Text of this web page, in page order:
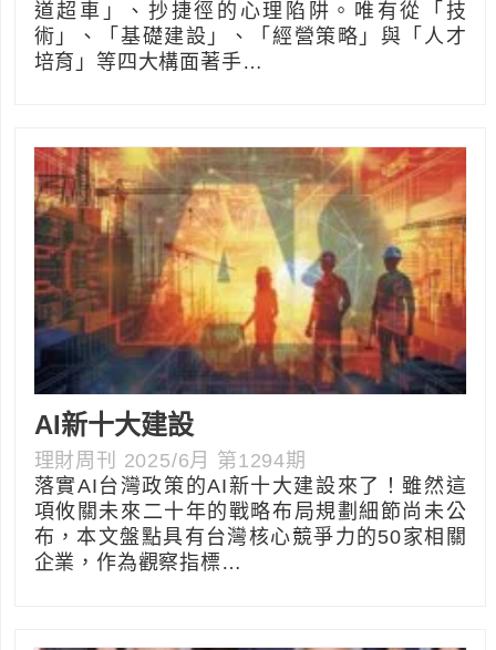
道超車」、抄捷徑的心理陷阱。唯有從「技
術」、「基礎建設」、「經營策略」與「人才
培育」等四大構面著手…
AI新十大建設
理財周刊 2025/6月 第1294期
落實AI台灣政策的AI新十大建設來了！雖然這
項攸關未來二十年的戰略布局規劃細節尚未公
布，本文盤點具有台灣核心競爭力的50家相關
企業，作為觀察指標…